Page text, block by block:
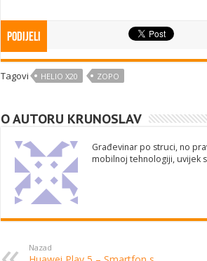
Podijeli
Tagovi HELIO X20 ZOPO
O AUTORU KRUNOSLAV
Građevinar po struci, no
mobilnoj tehnologiji, uvijek
Nazad